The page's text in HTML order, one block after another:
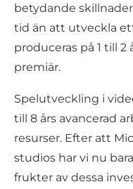
betydande
tid än att utveckla
produceras på 1 till
premiär.
Spelutveckling i
till 8 års avancerad
resurser. Efter att
studios har vi nu
frukter av dessa